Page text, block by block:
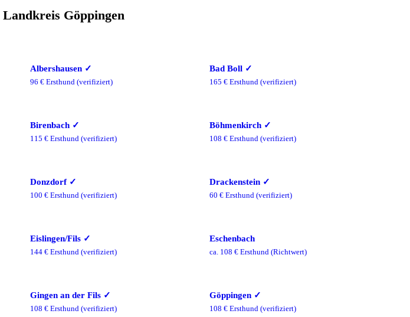
Landkreis Göppingen
Albershausen ✓
96 € Ersthund (verifiziert)
Bad Boll ✓
165 € Ersthund (verifiziert)
Birenbach ✓
115 € Ersthund (verifiziert)
Böhmenkirch ✓
108 € Ersthund (verifiziert)
Donzdorf✓
100 € Ersthund (verifiziert)
Drackenstein ✓
60 € Ersthund (verifiziert)
Eislingen/Fils ✓
144 € Ersthund (verifiziert)
Eschenbach
ca. 108 € Ersthund (Richtwert)
Gingen an der Fils ✓
108 € Ersthund (verifiziert)
Göppingen ✓
108 € Ersthund (verifiziert)